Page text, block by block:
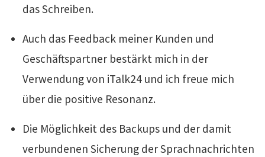
das Schreiben.
Auch das Feedback meiner Kunden und
Geschäftspartner bestärkt mich in der
Verwendung von iTalk24 und ich freue mich
über die positive Resonanz.
Die Möglichkeit des Backups und der damit
verbundenen Sicherung der Sprachnachrichten